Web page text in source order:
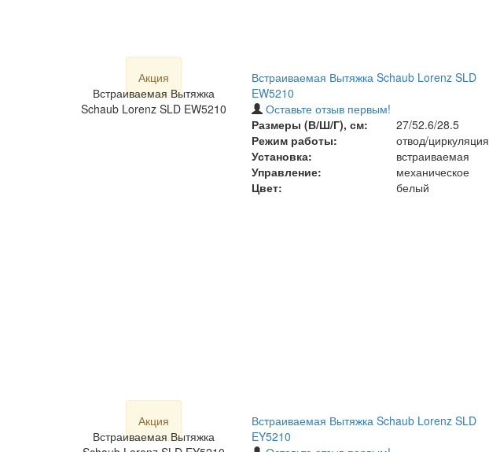
Акция
Встраиваемая Вытяжка
Schaub Lorenz SLD EW5210
Встраиваемая Вытяжка Schaub Lorenz SLD
EW5210
Оставьте отзыв первым!
Размеры (В/Ш/Г), см:
27/52.6/28.5
Режим работы:
отвод/циркуляция
Установка:
встраиваемая
Управление:
механическое
Цвет:
белый
Акция
Встраиваемая Вытяжка
Встраиваемая Вытяжка Schaub Lorenz SLD
EY5210